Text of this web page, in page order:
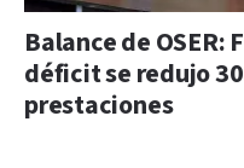
Balance de
déficit se redujo
prestaciones